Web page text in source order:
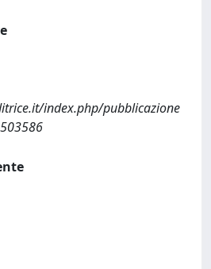
index.php/pubblicazione